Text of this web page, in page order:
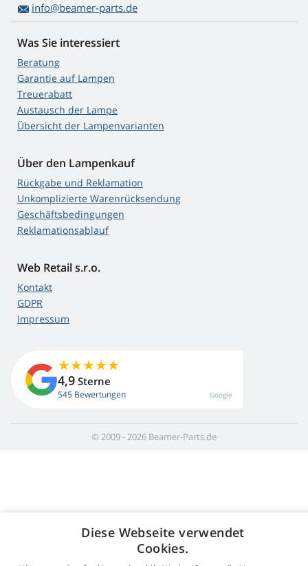
info@beamer-parts.de
Was Sie interessiert
Beratung
Garantie auf Lampen
Treuerabatt
Austausch der Lampe
Übersicht der Lampenvarianten
Über den Lampenkauf
Rückgabe und Reklamation
Unkomplizierte Warenrücksendung
Geschäftsbedingungen
Reklamationsablauf
Web Retail s.r.o.
Kontakt
GDPR
Impressum
4,9 Sterne
545 Bewertungen Google
© 2009 - 2026 Beamer-Parts.de
Diese Webseite verwendet
Cookies.